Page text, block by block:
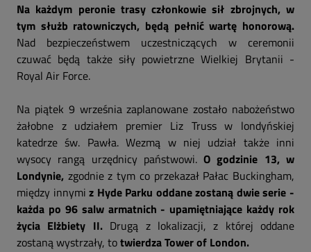
Na każdym peronie trasy członkowie sił zbrojnych, w
tym służb ratowniczych, będą pełnić wartę honorową.
Nad bezpieczeństwem uczestniczących w ceremonii
czuwać będą także siły powietrzne Wielkiej Brytanii -
Royal Air Force.
Na piątek 9 września zaplanowane zostało nabożeństwo
żałobne z udziałem premier Liz Truss w londyńskiej
katedrze św. Pawła. Wezmą w niej udział także inni
wysocy rangą urzędnicy państwowi.O godzinie 13, w
Londynie, zgodnie z tym co przekazał Pałac Buckingham,
między innymiz Hyde Parku oddane zostaną dwie serie -
każda po 96 salw armatnich - upamiętniające każdy rok
życia Elżbiety II.Drugą z lokalizacji, z której oddane
zostaną wystrzały, totwierdza Tower of London.